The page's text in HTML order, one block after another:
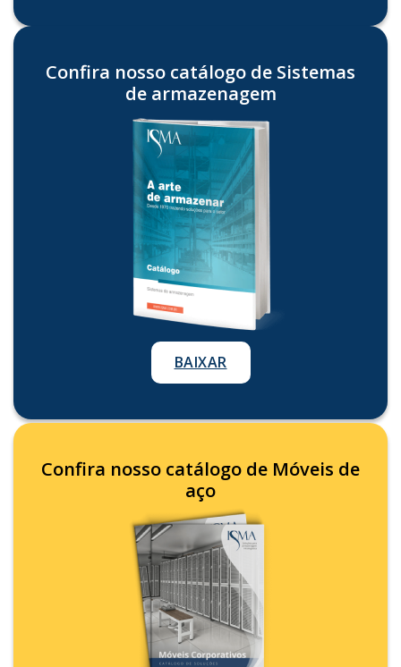
Confira nosso catálogo de Sistemas
de armazenagem
BAIXAR
Confira nosso catálogo de Móveis de
aço